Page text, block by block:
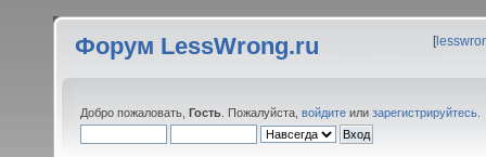
Форум LessWrong.ru [
Добро пожаловать, Гость . Пожалуйста, войдите или зарегистрируйтесь